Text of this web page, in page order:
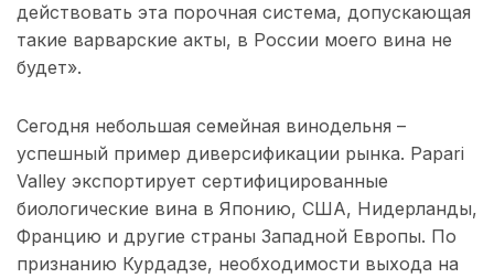
действовать эта порочная система, допускающая
такие варварские акты, в России моего вина не
будет».
Сегодня небольшая семейная винодельня –
успешный пример диверсификации рынка. Papari
Valley экспортирует сертифицированные
биологические вина в Японию, США, Нидерланды,
Францию и другие страны Западной Европы. По
признанию Курдадзе, необходимости выхода на